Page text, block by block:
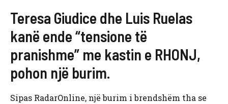
Teresa Giudice dhe Luis Ruelas
kanë ende “tensione të
pranishme” me kastin e RHONJ,
pohon një burim.
Sipas RadarOnline, një burim i brendshëm tha se